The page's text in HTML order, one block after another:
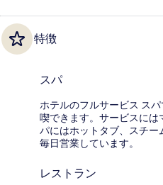
特徴
スパ
ホテルのフルサービス ス
喫できます。サービスには
パにはホットタブ、スチ
毎日営業しています。
レストラン